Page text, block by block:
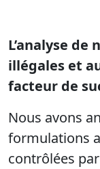
L’analyse
illégales et
facteur de
Nous avons
formulations
contrôlées